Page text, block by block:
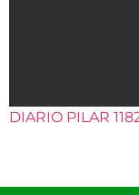
DIARIO PILAR